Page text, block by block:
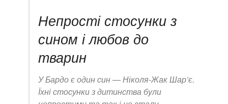
Непрості стосунки з
сином і любов до
тварин
У Бардо є один син — Ніколя-Жак Шар’є.
Їхні стосунки з дитинства були